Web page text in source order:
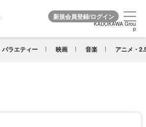
KADOKAWA Grou
p
バラエティー 映画 音楽 アニメ・
KADOKAWA Grou
p